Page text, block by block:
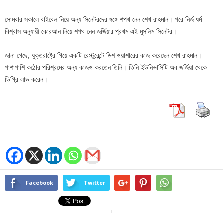
সোমবার সকালে বাইবেল নিয়ে অন্য সিনেটরদের সঙ্গে শপথ নেন শেখ রাহমান। পরে নির্জ ধর্ম
বিশ্বাস অনুযায়ী কোরআন নিয়ে শপথ নেন জর্জিয়ার প্রথম এই মুসলিম সিনেটর।
জানা গেছে, যুক্তরাষ্ট্রে গিয়ে একটি রেস্টুরেন্টে ডিশ ওয়াশারের কাজ করেছেন শেখ রাহমান।
পাশাপাশি কঠোর পরিশ্রমের অন্য কাজও করতেন তিনি। তিনি ইউনিভার্সিটি অব জর্জিয়া থেকে
ডিগ্রি লাভ করেন।
Facebook Twitter